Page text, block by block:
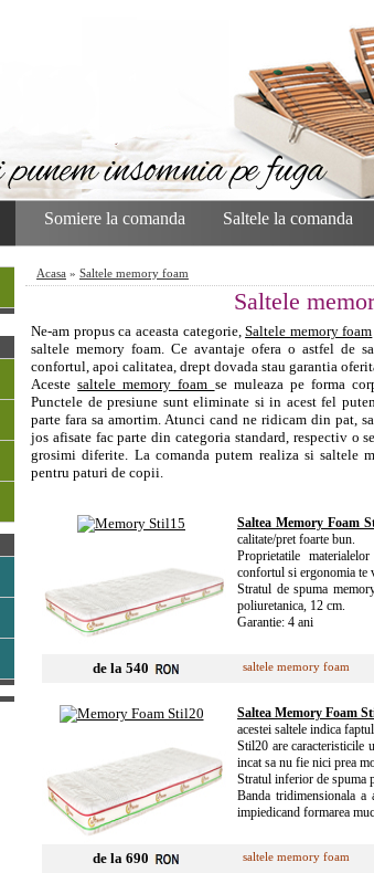
Somiere la comanda Saltele la comanda
Acasa » Saltele memory foam
Saltele
Ne-am propus ca aceasta categorie,Saltele memory foam
saltele memory foam. Ce avantaje ofera o astfel de
confortul, apoi calitatea, drept dovada stau garantia
Acestesaltele memory foam se muleaza pe forma
Punctele de presiune sunt eliminate si in acest fel
parte fara sa amortim. Atunci cand ne ridicam din pat,
jos afisate fac parte din categoria standard, respectiv o
grosimi diferite. La comanda putem realiza si saltele
pentru paturi de copii.
Saltea Memory Foam
calitate/pret foarte bun.
Proprietatile
confortul si ergonomia te
Stratul de spuma
poliuretanica, 12 cm.
Garantie: 4 ani
de la 540 saltele memory foam
Saltea Memory Foam
acestei saltele indica
Stil20 are caracteristicile
incat sa nu fie nici prea
Stratul inferior de spuma
Banda tridimensionala
impiedicand formarea
de la 690 saltele memory foam